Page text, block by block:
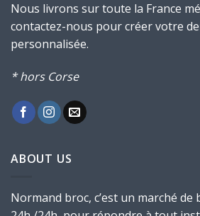
Nous livrons sur toute la France
contactez-nous pour créer votre
personnalisée.
* hors Corse
ABOUT US
Normand broc, c’est un marché